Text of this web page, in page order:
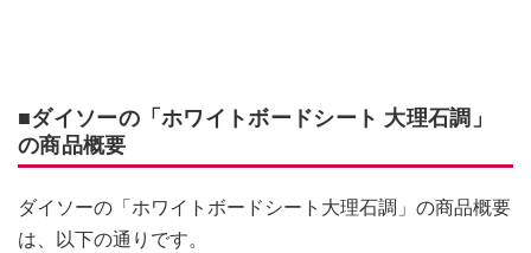
■ダイソーの「ホワイトボードシート 大理石調」
の商品概要
ダイソーの「ホワイトボードシート大理石調」の商品概要
は、以下の通りです。